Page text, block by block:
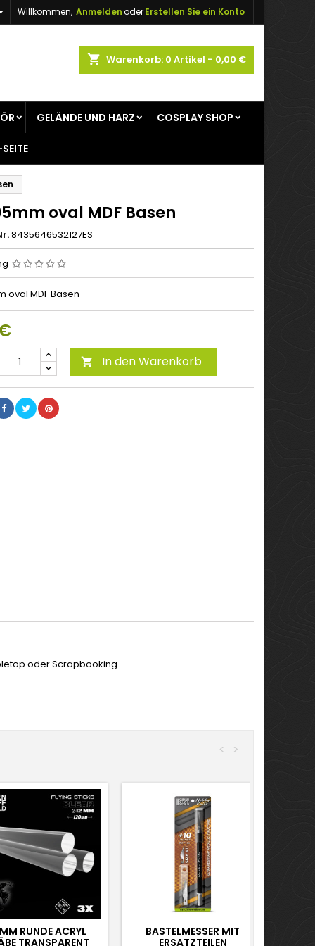
Willkommen, AnmeldenoderErstellen Sie ein Konto
shopping_cart Warenkorb: 0 Artikel - 0,00 €
GELÄNDE UND HARZ COSPLAY SHOP
oval MDF Basen
8435646532127ES
oval MDF Basen
 In den Warenkorb
oder Scrapbooking.
>
<
RUNDE ACRYL
TRANSPARENT
BASTELMESSER MIT
ERSATZTEILEN